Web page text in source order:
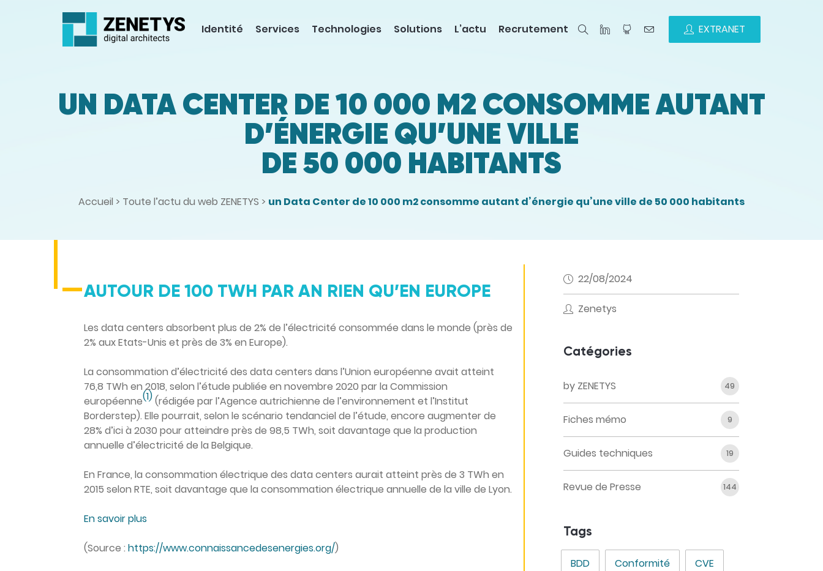
Identité Services Technologies Solutions L’actu Recrutement EXTRANET
UN DATA CENTER DE 10 000 M2 CONSOMME AUTANT
D’ÉNERGIE QU’UNE VILLE
DE 50 000 HABITANTS
Accueil > Toute l’actu du web ZENETYS > un Data Center de 10 000 m2 consomme autant d’énergie qu’une ville de 50 000 habitants
AUTOUR DE 100 TWH PAR AN RIEN QU’EN EUROPE
Les data centers absorbent plus de 2% de l’électricité consommée dans le monde (près de
2% aux Etats-Unis et près de 3% en Europe).
La consommation d’électricité des data centers dans l’Union européenne avait atteint
76,8 TWh en 2018, selon l’étude publiée en novembre 2020 par la Commission
européenne(1)(rédigée par l’Agence autrichienne de l’environnement et l’Institut
Borderstep). Elle pourrait, selon le scénario tendanciel de l’étude, encore augmenter de
28% d’ici à 2030 pour atteindre près de 98,5 TWh, soit davantage que la production
annuelle d’électricité de la Belgique.
En France, la consommation électrique des data centers aurait atteint près de 3 TWh en
2015 selon RTE, soit davantage que la consommation électrique annuelle de la ville de Lyon.
En savoir plus
(Source : https://www.connaissancedesenergies.org/)
22/08/2024
Zenetys
Catégories
by ZENETYS 49
Fiches mémo 9
Guides techniques 19
Revue de Presse 144
Tags
BDD Conformité CVE